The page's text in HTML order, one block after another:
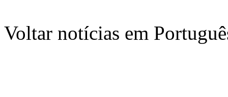
Voltar notícias em